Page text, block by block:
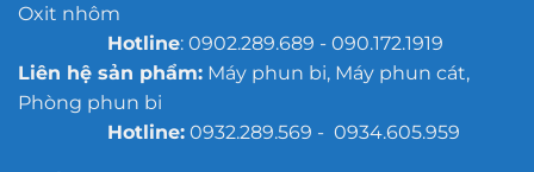
Oxit nhôm
Hotline: 0902.289.689 - 090.172.1919
Liên hệ sản phẩm:Máy phun bi, Máy phun cát,
Phòng phun bi
Hotline:0932.289.569 - 0934.605.959